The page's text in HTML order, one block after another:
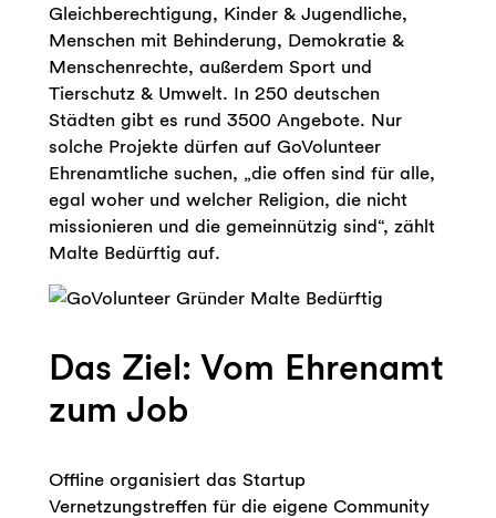
Gleichberechtigung, Kinder & Jugendliche,
Menschen mit Behinderung, Demokratie &
Menschenrechte, außerdem Sport und
Tierschutz & Umwelt. In 250 deutschen
Städten gibt es rund 3500 Angebote. Nur
solche Projekte dürfen auf GoVolunteer
Ehrenamtliche suchen, „die offen sind für alle,
egal woher und welcher Religion, die nicht
missionieren und die gemeinnützig sind“, zählt
Malte Bedürftig auf.
Das Ziel: Vom Ehrenamt
zum Job
Offline organisiert das Startup
Vernetzungstreffen für die eigene Community